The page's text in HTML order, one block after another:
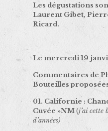
Les dégustations
Laurent Gibet,
Ricard.
Le mercredi 19
Commentaires de
Bouteilles
01. Californie :
Cuvée »NM(j’ai cette
d’années)